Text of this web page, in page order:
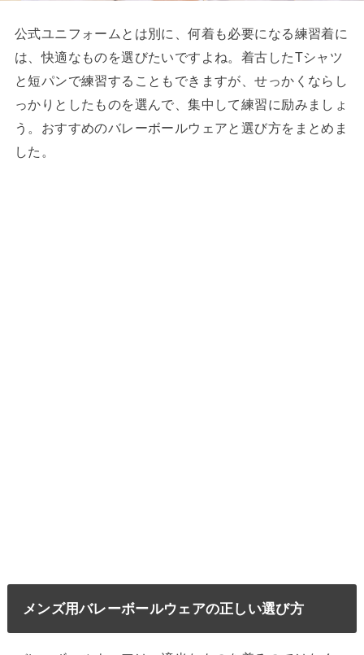
公式ユニフォームとは別に、何着も必要になる練習着に
は、快適なものを選びたいですよね。着古したTシャツ
と短パンで練習することもできますが、せっかくならし
っかりとしたものを選んで、集中して練習に励みましょ
う。おすすめのバレーボールウェアと選び方をまとめま
した。
メンズ用バレーボールウェアの正しい選び方